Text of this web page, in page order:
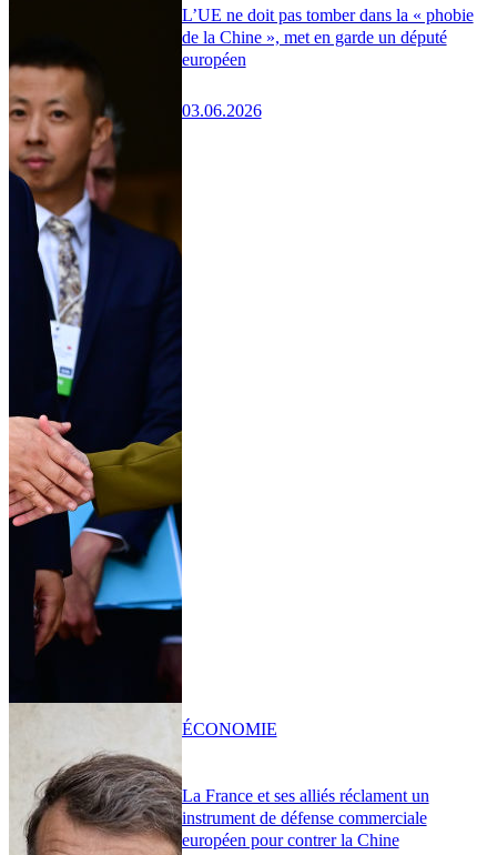
L’UE ne doit pas tomber dans la « phobie
de la Chine », met en garde un député
européen
03.06.2026
La France et ses alliés réclament un
instrument de défense commerciale
européen pour contrer la Chine
ÉCONOMIE